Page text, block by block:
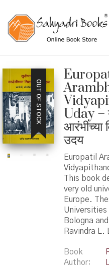
OUT OF STOCK Uday –
आरंभीच्या
उदय
Europatil
This book
very old
Europe.
Universities
Bologna
Ravindra L.
Book
Author